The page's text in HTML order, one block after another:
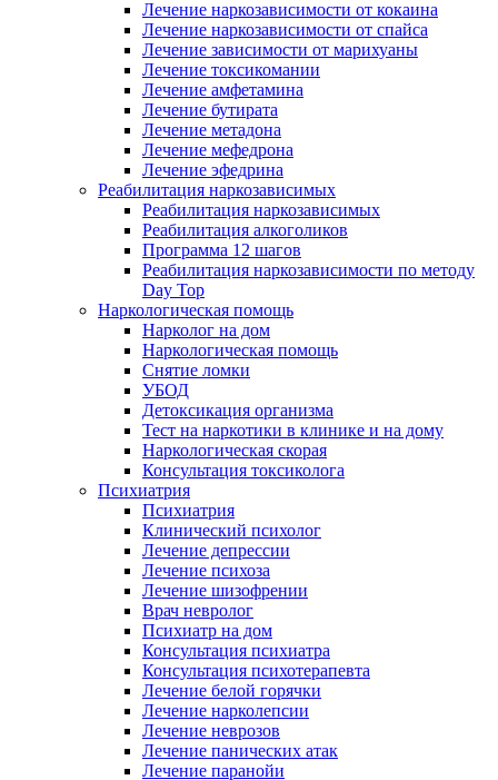
Лечение наркозависимости от кокаина
Лечение наркозависимости от спайса
Лечение зависимости от марихуаны
Лечение токсикомании
Лечение амфетамина
Лечение бутирата
Лечение метадона
Лечение мефедрона
Лечение эфедрина
Реабилитация наркозависимых
Реабилитация наркозависимых
Реабилитация алкоголиков
Программа 12 шагов
Реабилитация наркозависимости по методу
Day Top
Наркологическая помощь
Нарколог на дом
Наркологическая помощь
Снятие ломки
УБОД
Детоксикация организма
Тест на наркотики в клинике и на дому
Наркологическая скорая
Консультация токсиколога
Психиатрия
Психиатрия
Клинический психолог
Лечение депрессии
Лечение психоза
Лечение шизофрении
Врач невролог
Психиатр на дом
Консультация психиатра
Консультация психотерапевта
Лечение белой горячки
Лечение нарколепсии
Лечение неврозов
Лечение панических атак
Лечение паранойи